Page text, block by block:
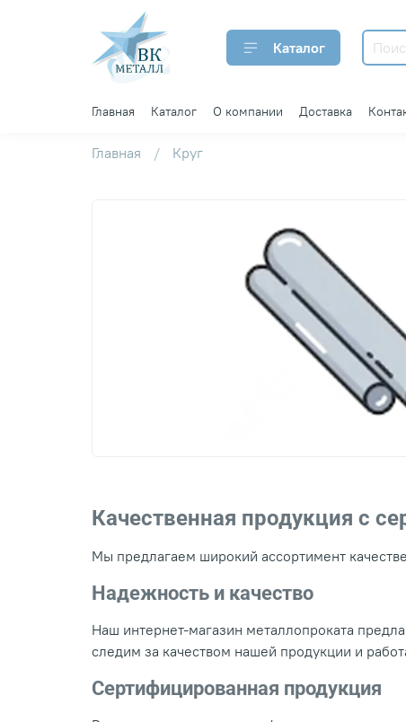
Каталог
Главная Каталог О компании Доставка
Главная Круг
Качественная продукция с
Мы предлагаем широкий ассортимент
Надежность и качество
Наш интернет-магазин металлопроката
следим за качеством нашей продукции и
Сертифицированная продукция